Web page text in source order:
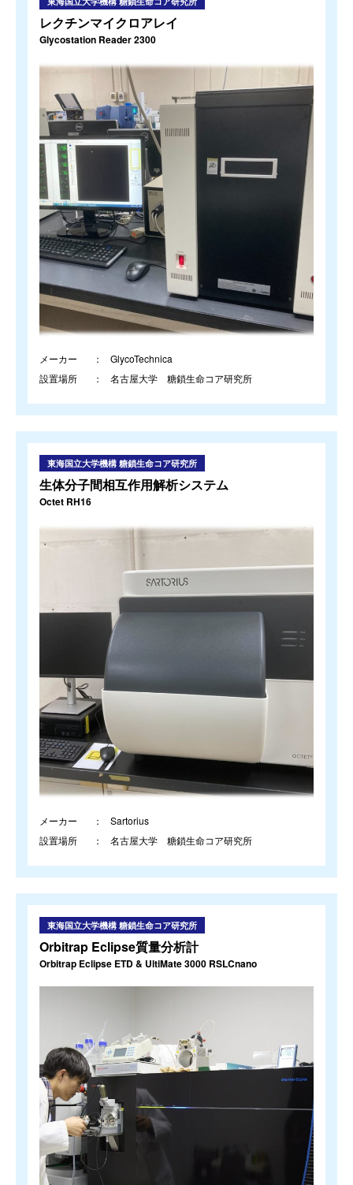
レクチンマイクロアレイ
Glycostation Reader 2300
メーカー
GlycoTechnica
設置場所
名古屋大学 糖鎖生命コア研究所
東海国立大学機構 糖鎖生命コア研究所
生体分子間相互作用解析システム
Octet RH16
メーカー
Sartorius
設置場所
名古屋大学 糖鎖生命コア研究所
東海国立大学機構 糖鎖生命コア研究所
Orbitrap Eclipse質量分析計
Orbitrap Eclipse ETD & UltiMate 3000 RSLCnano